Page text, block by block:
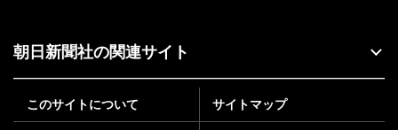
朝日新聞社の関連サイト
このサイトについて サイトマップ